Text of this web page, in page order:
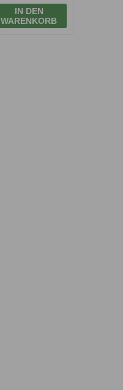
IN DEN
WARENKORB